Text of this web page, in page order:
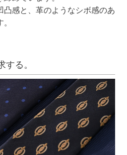
凸感と、革のようなシボ感のあ
する。